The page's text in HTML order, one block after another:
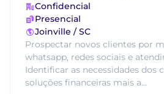
Confidencial
Presencial
Joinville / SC
Prospectar novos clientes por
whatsapp, redes sociais e
Identificar as necessidades dos
soluções financeiras mais a...